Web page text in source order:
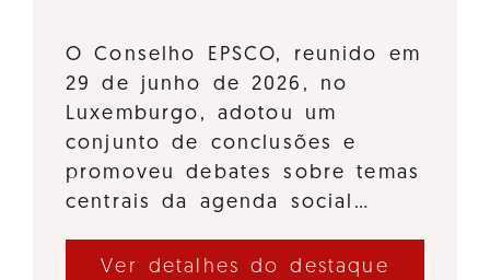
O Conselho EPSCO, reunido em
29 de junho de 2026, no
Luxemburgo, adotou um
conjunto de conclusões e
promoveu debates sobre temas
centrais da agenda social…
Ver detalhes do destaque